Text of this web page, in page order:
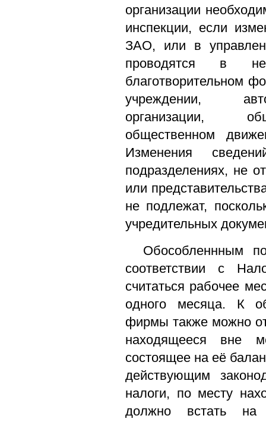
организации
инспекции, если
ЗАО, или в
проводятся в
благотворительном
учреждении,
организации,
общественном
Изменения
подразделениях, не
или
не подлежат,
учредительных
Обособленнным
соответствии с
считаться рабочее
одного месяца. К
фирмы также можно
находящееся вне
состоящее на её
действующим
налоги, по месту
должно встать на